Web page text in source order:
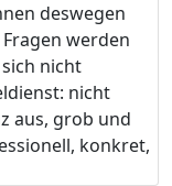
deswegen
werden
nicht
nicht
aus, grob und
konkret,